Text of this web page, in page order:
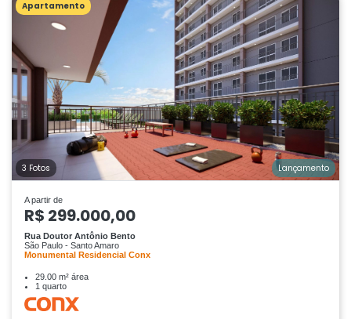
Apartamento
3 Fotos Lançamento
A partir de
R$ 299.000,00
Rua Doutor Antônio Bento
São Paulo - Santo Amaro
Monumental Residencial Conx
29.00 m² área
1 quarto